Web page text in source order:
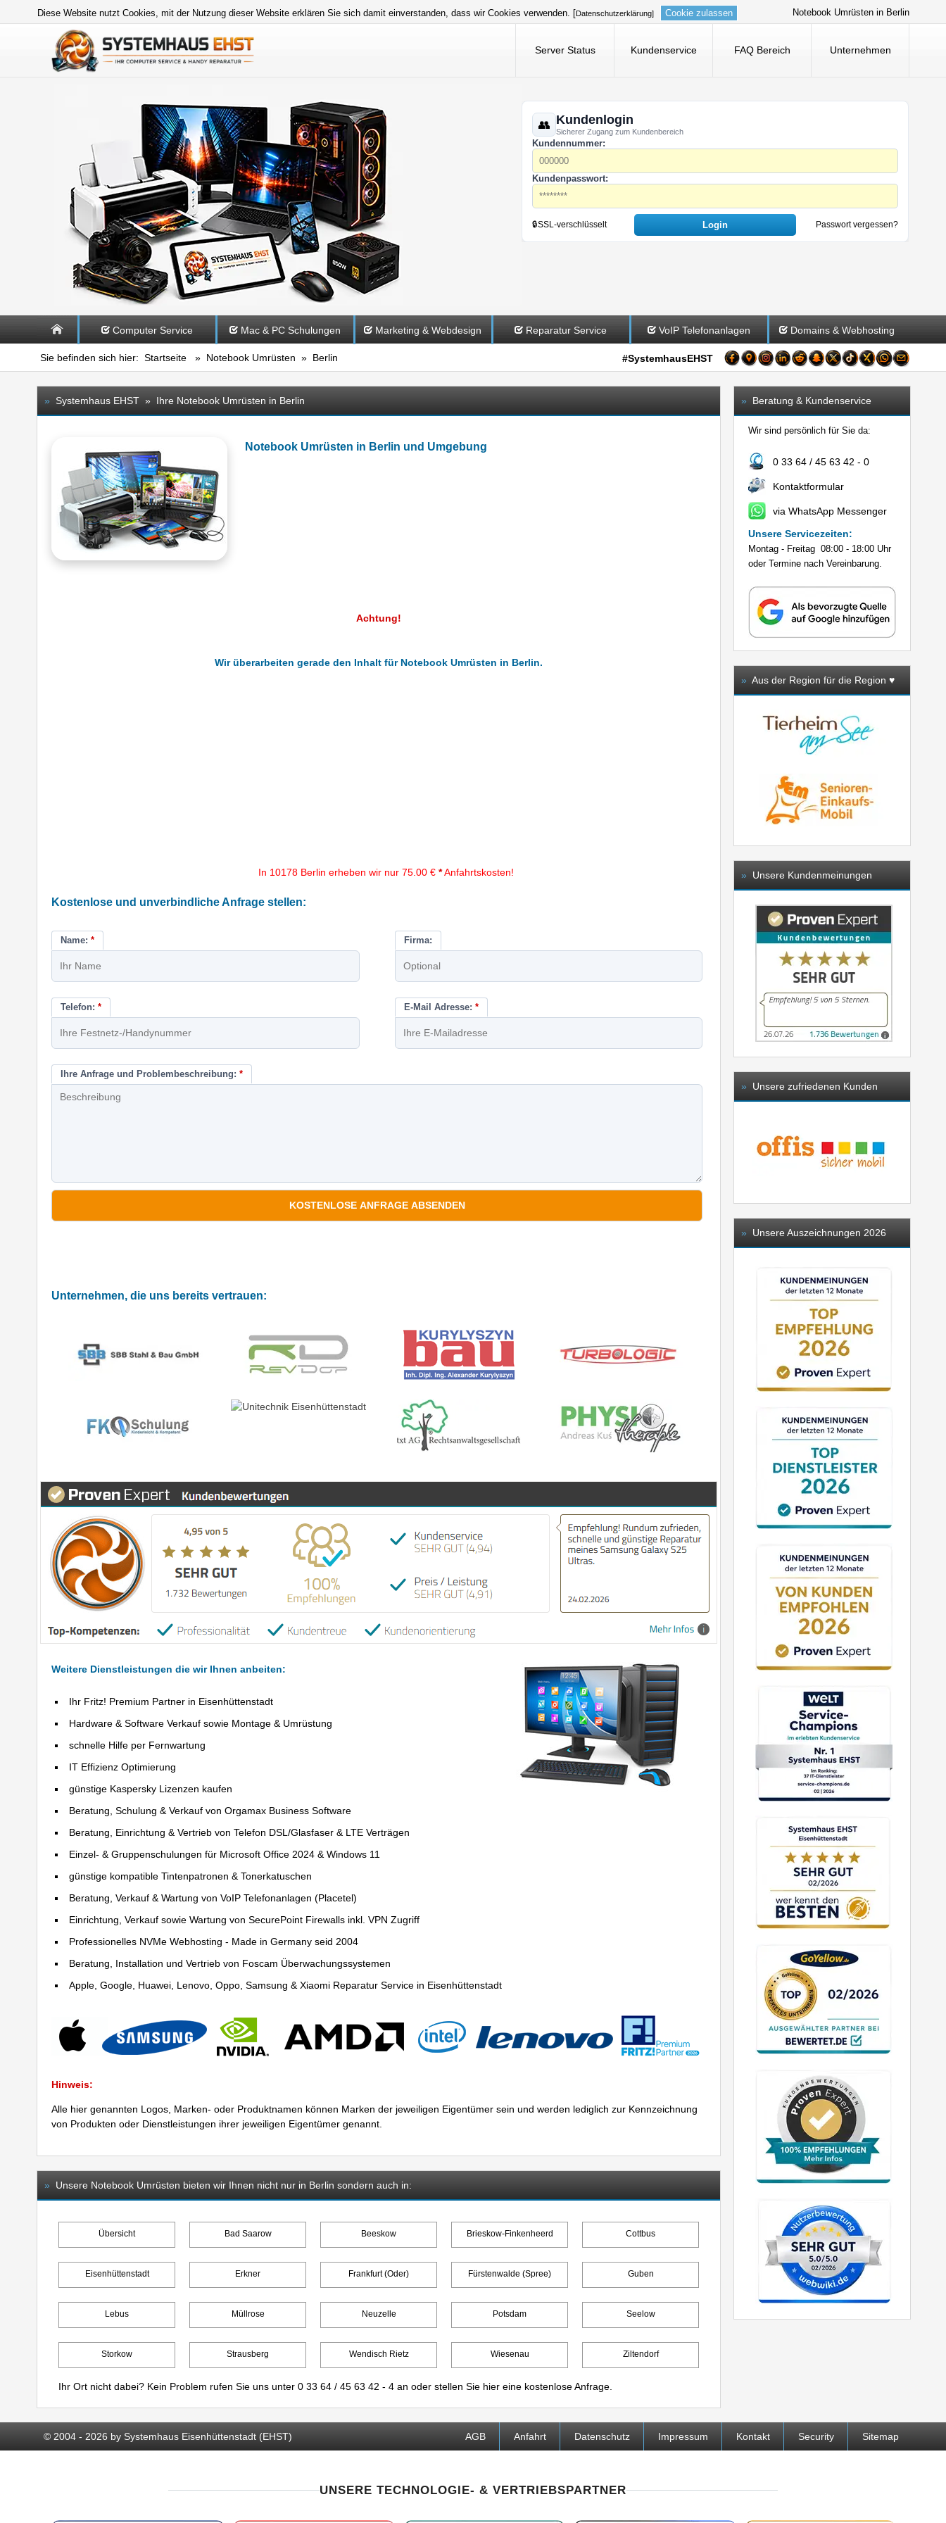
Notebook Umrüsten in Berlin
Diese Website nutzt Cookies, mit der Nutzung dieser Website erklären Sie sich damit einverstanden, dass wir Cookies verwenden. [ Datenschutzerklärung] Cookie zulassen
Server Status Kundenservice FAQ Bereich Unternehmen
Kundenlogin
Sicherer Zugang zum Kundenbereich
Kundennummer:
Kundenpasswort:
🔒SSL-verschlüsselt Passwort vergessen?
Computer Service Mac & PC Schulungen Marketing & Webdesign Reparatur Service VoIP Telefonanlagen Domains & Webhosting
Sie befinden sich hier: Startseite » Notebook Umrüsten » Berlin #SystemhausEHST
» Systemhaus EHST » Ihre Notebook Umrüsten in Berlin
Notebook Umrüsten in Berlin und Umgebung
Achtung!
Wir überarbeiten gerade den Inhalt für Notebook Umrüsten in Berlin.
In 10178 Berlin erheben wir nur 75.00 € *Anfahrtskosten!
Kostenlose und unverbindliche Anfrage stellen:
Name: * Firma:
Telefon: * E-Mail Adresse: *
Ihre Anfrage und Problembeschreibung: *
Unternehmen, die uns bereits vertrauen:
Weitere Dienstleistungen die wir Ihnen anbeiten:
Ihr Fritz! Premium Partner in Eisenhüttenstadt
Hardware & Software Verkauf sowie Montage & Umrüstung
schnelle Hilfe per Fernwartung
IT Effizienz Optimierung
günstige Kaspersky Lizenzen kaufen
Beratung, Schulung & Verkauf von Orgamax Business Software
Beratung, Einrichtung & Vertrieb von Telefon DSL/Glasfaser & LTE Verträgen
Einzel- & Gruppenschulungen für Microsoft Office 2024 & Windows 11
günstige kompatible Tintenpatronen & Tonerkatuschen
Beratung, Verkauf & Wartung von VoIP Telefonanlagen (Placetel)
Einrichtung, Verkauf sowie Wartung von SecurePoint Firewalls inkl. VPN Zugriff
Professionelles NVMe Webhosting - Made in Germany seid 2004
Beratung, Installation und Vertrieb von Foscam Überwachungssystemen
Apple, Google, Huawei, Lenovo, Oppo, Samsung & Xiaomi Reparatur Service in Eisenhüttenstadt
Hinweis:
Alle hier genannten Logos, Marken- oder Produktnamen können Marken der jeweiligen Eigentümer sein und werden lediglich zur Kennzeichnung
von Produkten oder Dienstleistungen ihrer jeweiligen Eigentümer genannt.
» Unsere Notebook Umrüsten bieten wir Ihnen nicht nur in Berlin sondern auch in:
Übersicht Bad Saarow Beeskow Brieskow-Finkenheerd Cottbus
Eisenhüttenstadt Erkner Frankfurt (Oder) Fürstenwalde (Spree) Guben
Lebus Müllrose Neuzelle Potsdam Seelow
Storkow Strausberg Wendisch Rietz Wiesenau Ziltendorf
Ihr Ort nicht dabei? Kein Problem rufen Sie uns unter 0 33 64 / 45 63 42 - 4 an oder stellen Sie hier eine kostenlose Anfrage.
» Beratung & Kundenservice
Wir sind persönlich für Sie da:
0 33 64 / 45 63 42 - 0
Kontaktformular
via WhatsApp Messenger
Unsere Servicezeiten:
Montag - Freitag 08:00 - 18:00 Uhr
oder Termine nach Vereinbarung.
» Aus der Region für die Region ♥️
» Unsere Kundenmeinungen
» Unsere zufriedenen Kunden
» Unsere Auszeichnungen 2026
© 2004 - 2026 by Systemhaus Eisenhüttenstadt (EHST) AGB Anfahrt Datenschutz Impressum Kontakt Security Sitemap
UNSERE TECHNOLOGIE- & VERTRIEBSPARTNER